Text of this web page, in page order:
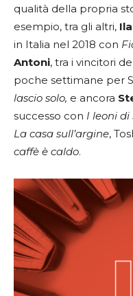
qualità della propria
esempio, tra gli altri,
in Italia nel 2018 con
Antoni, tra i vincitori
poche settimane per
lascio solo, e ancora
successo con I leoni di
La casa sull’argine,
caffè è caldo.